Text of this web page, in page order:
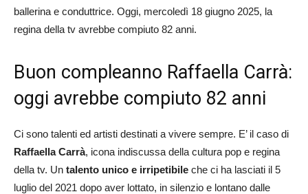
ballerina e conduttrice. Oggi, mercoledì 18 giugno 2025, la
regina della tv avrebbe compiuto 82 anni.
Buon compleanno Raffaella Carrà:
oggi avrebbe compiuto 82 anni
Ci sono talenti ed artisti destinati a vivere sempre. E’ il caso di
Raffaella Carrà, icona indiscussa della cultura pop e regina
della tv. Un talento unico e irripetibile che ci ha lasciati il 5
luglio del 2021 dopo aver lottato, in silenzio e lontano dalle